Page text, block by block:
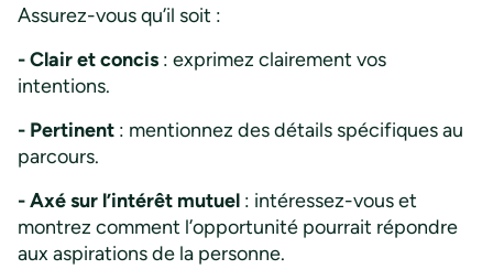
Assurez-vous qu’il soit :
- Clair et concis : exprimez clairement vos
intentions.
- Pertinent : mentionnez des détails spécifiques au
parcours.
- Axé sur l’intérêt mutuel : intéressez-vous et
montrez comment l’opportunité pourrait répondre
aux aspirations de la personne.